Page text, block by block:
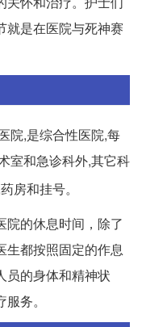
就是在医院与死神赛
院,是综合性医院,每
室和急诊科外,其它科
房和挂号。
院的休息时间，除了
生都按照固定的作息
员的身体和精神状
务。